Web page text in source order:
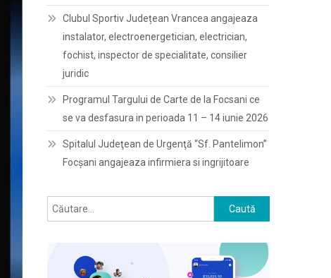
Clubul Sportiv Județean Vrancea angajeaza
instalator, electroenergetician, electrician,
fochist, inspector de specialitate, consilier
juridic
Programul Targului de Carte de la Focsani ce
se va desfasura in perioada 11 – 14 iunie 2026
Spitalul Judeţean de Urgenţă “Sf. Pantelimon”
Focşani angajeaza infirmiera si ingrijitoare
Caută
după: